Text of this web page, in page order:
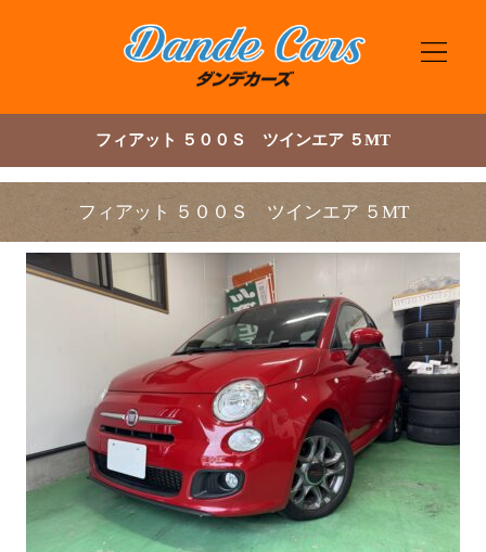
フィアット ５００Ｓ ツインエア ５MT
フィアット ５００Ｓ ツインエア ５MT